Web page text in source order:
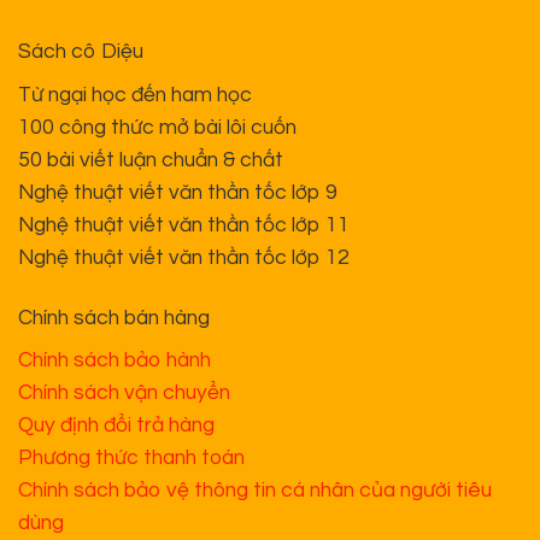
Sách cô Diệu
Từ ngại học đến ham học
100 công thức mở bài lôi cuốn
50 bài viết luận chuẩn & chất
Nghệ thuật viết văn thần tốc lớp 9
Nghệ thuật viết văn thần tốc lớp 11
Nghệ thuật viết văn thần tốc lớp 12
Chính sách bán hàng
Chính sách bảo hành
Chính sách vận chuyển
Quy định đổi trả hàng
Phương thức thanh toán
Chính sách bảo vệ thông tin cá nhân của người tiêu
dùng